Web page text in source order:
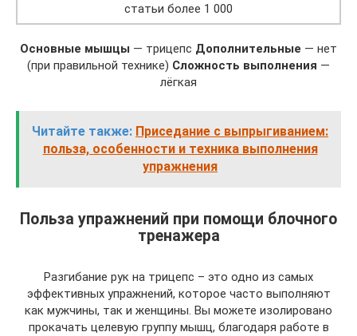
статьи более 1 000
Основные мышцы — трицепс Дополнительные — нет
(при правильной технике) Сложность выполнения —
лёгкая
Читайте также: Приседание с выпрыгиванием:
польза, особенности и техника выполнения
упражнения
Польза упражнений при помощи блочного
тренажера
Разгибание рук на трицепс – это одно из самых
эффективных упражнений, которое часто выполняют
как мужчины, так и женщины. Вы можете изолировано
прокачать целевую группу мышц, благодаря работе в